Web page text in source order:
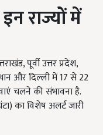
राज्यों में
पूर्वी उत्तर प्रदेश,
और दिल्ली में 17 से 22
चलने की संभावना है.
का विशेष अलर्ट जारी